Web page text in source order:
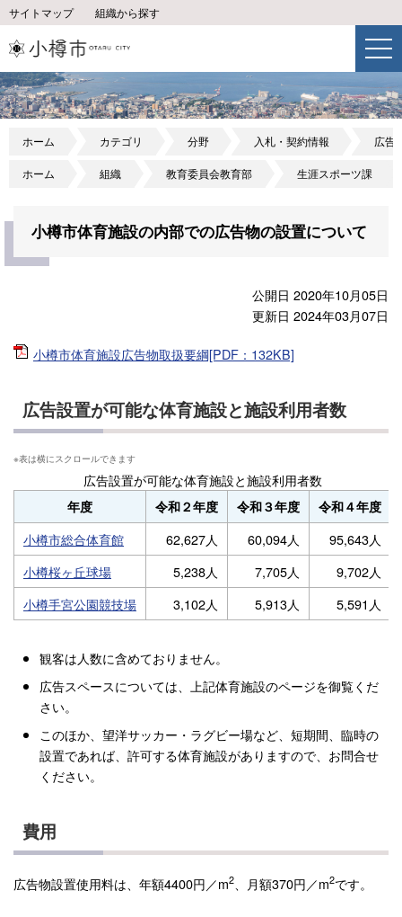
サイトマップ 組織から探す
ホーム カテゴリ 分野 入札・契約情報 広告
ホーム 組織 教育委員会教育部 生涯スポーツ課
小樽市体育施設の内部での広告物の設置について
公開日 2020年10月05日
更新日 2024年03月07日
小樽市体育施設広告物取扱要綱[PDF：132KB]
広告設置が可能な体育施設と施設利用者数
広告設置が可能な体育施設と施設利用者数
年度 令和２年度 令和３年度 令和４年度
小樽市総合体育館 62,627人 60,094人
95,643人
小樽桜ヶ丘球場
5,238人 7,705人
9,702人
小樽手宮公園競技場
3,102人 5,913人 5,591人
観客は人数に含めておりません。
広告スペースについては、上記体育施設のページを御覧くだ
さい。
このほか、望洋サッカー・ラグビー場など、短期間、臨時の
設置であれば、許可する体育施設がありますので、お問合せ
ください。
費用
広告物設置使用料は、年額4400円／m2 、月額370円／m2です。